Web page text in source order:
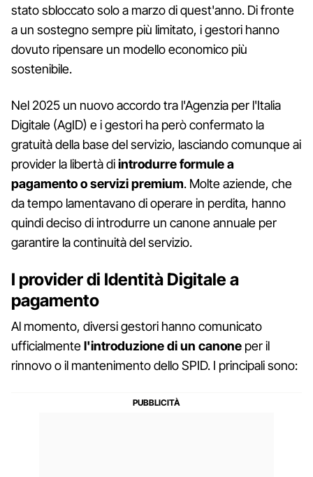
stato sbloccato solo a marzo di quest'anno. Di fronte
a un sostegno sempre più limitato, i gestori hanno
dovuto ripensare un modello economico più
sostenibile.
Nel 2025 un nuovo accordo tra l'Agenzia per l'Italia
Digitale (AgID) e i gestori ha però confermato la
gratuità della base del servizio, lasciando comunque ai
provider la libertà diintrodurre formule a
pagamento o servizi premium. Molte aziende, che
da tempo lamentavano di operare in perdita, hanno
quindi deciso di introdurre un canone annuale per
garantire la continuità del servizio.
I provider di Identità Digitale a
pagamento
Al momento, diversi gestori hanno comunicato
ufficialmentel'introduzione di un canone per il
rinnovo o il mantenimento dello SPID. I principali sono: